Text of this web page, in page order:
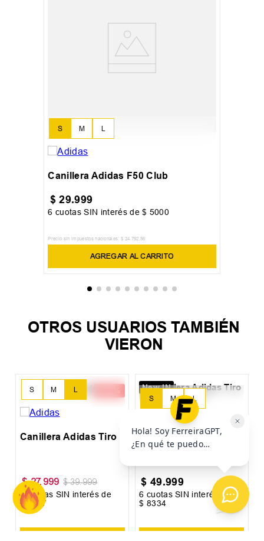
S L
M
Canillera Adidas F50 Club
$ 29.999
6 cuotas SIN interés de$ 5000
Precio sin impuestos nacionales: $ 24 792 56
AGREGAR AL CARRITO
OTROS USUARIOS TAMBIÉN
VIERON
S L
M
Canillera Adidas Tiro
New IN
S M
Canillera Adidas Tiro